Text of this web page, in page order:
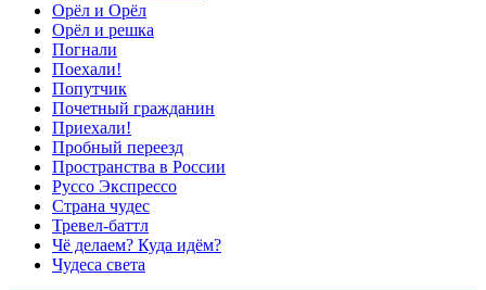
Орёл и Орёл
Орёл и решка
Погнали
Поехали!
Попутчик
Почетный гражданин
Приехали!
Пробный переезд
Пространства в России
Руссо Экспрессо
Страна чудес
Тревел-баттл
Чё делаем? Куда идём?
Чудеса света